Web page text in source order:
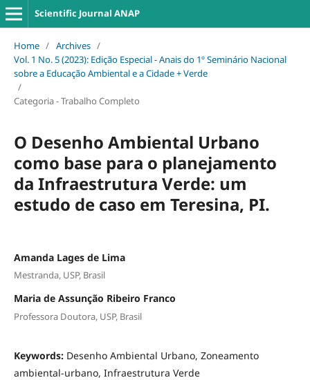
Scientific Journal ANAP
Home / Archives /
Vol. 1 No. 5 (2023): Edição Especial - Anais do 1º Seminário Nacional
sobre a Educação Ambiental e a Cidade + Verde
/
Categoria - Trabalho Completo
O Desenho Ambiental Urbano
como base para o planejamento
da Infraestrutura Verde: um
estudo de caso em Teresina, PI.
Amanda Lages de Lima
Mestranda, USP, Brasil
Maria de Assunção Ribeiro Franco
Professora Doutora, USP, Brasil
Keywords: Desenho Ambiental Urbano, Zoneamento
ambiental-urbano, Infraestrutura Verde